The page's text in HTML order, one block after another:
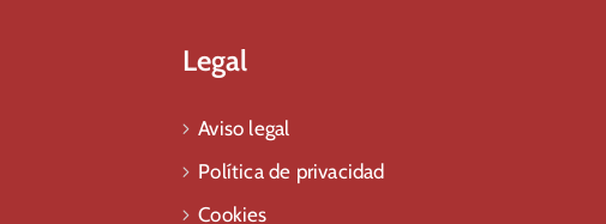
Legal
Aviso legal
Política de privacidad
Cookies